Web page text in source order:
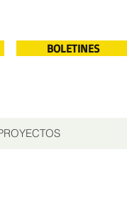
BOLETINES